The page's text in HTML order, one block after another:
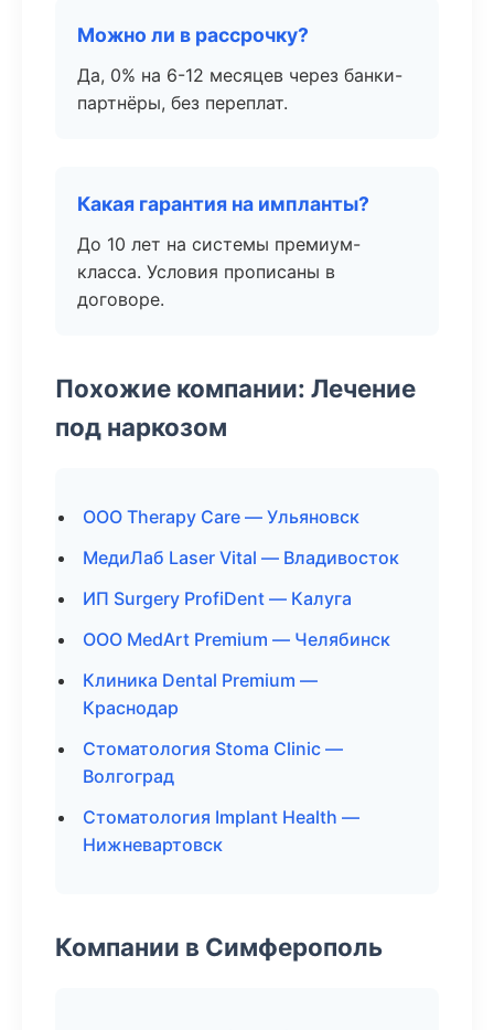
Можно ли в рассрочку?
Да, 0% на 6-12 месяцев через банки-
партнёры, без переплат.
Какая гарантия на импланты?
До 10 лет на системы премиум-
класса. Условия прописаны в
договоре.
Похожие компании: Лечение
под наркозом
ООО Therapy Care — Ульяновск
МедиЛаб Laser Vital — Владивосток
ИП Surgery ProfiDent — Калуга
ООО MedArt Premium — Челябинск
Клиника Dental Premium —
Краснодар
Стоматология Stoma Clinic —
Волгоград
Стоматология Implant Health —
Нижневартовск
Компании в Симферополь